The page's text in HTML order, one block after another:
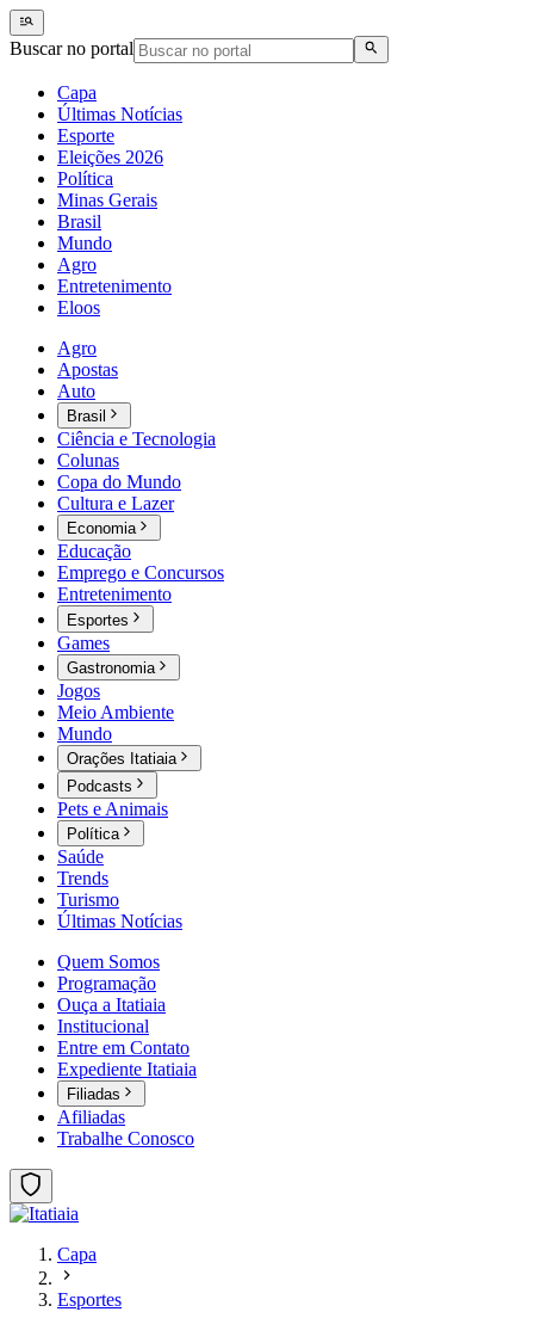
Buscar no portal
Capa
Últimas Notícias
Esporte
Eleições 2026
Política
Minas Gerais
Brasil
Mundo
Agro
Entretenimento
Eloos
Agro
Apostas
Auto
Brasil
Ciência e Tecnologia
Colunas
Copa do Mundo
Cultura e Lazer
Economia
Educação
Emprego e Concursos
Entretenimento
Esportes
Games
Gastronomia
Jogos
Meio Ambiente
Mundo
Orações Itatiaia
Podcasts
Pets e Animais
Política
Saúde
Trends
Turismo
Últimas Notícias
Quem Somos
Programação
Ouça a Itatiaia
Institucional
Entre em Contato
Expediente Itatiaia
Filiadas
Afiliadas
Trabalhe Conosco
Capa
Esportes